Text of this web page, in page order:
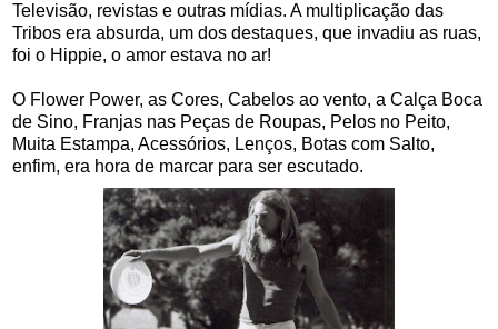
Televisão, revistas e outras mídias. A multiplicação das
Tribos era absurda, um dos destaques, que invadiu as ruas,
foi o Hippie, o amor estava no ar!
O Flower Power, as Cores, Cabelos ao vento, a Calça Boca
de Sino, Franjas nas Peças de Roupas, Pelos no Peito,
Muita Estampa, Acessórios, Lenços, Botas com Salto,
enfim, era hora de marcar para ser escutado.